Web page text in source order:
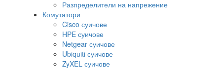
Разпределители на напрежение
Комутатори
Cisco суичове
HPE суичове
Netgear суичове
Ubiquiti суичове
ZyXEL суичове